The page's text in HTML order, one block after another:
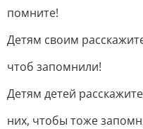
помните!
Детям своим
чтоб запомнили!
Детям детей
них, чтобы тоже